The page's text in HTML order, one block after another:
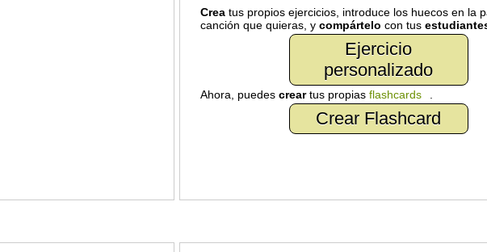
Creatus propios ejercicios, introduce los huecos en la
canción que quieras, y compártelo con tus
Ejercicio
personalizado
Ahora, puedes creartus propias flashcards
Crear Flashcard